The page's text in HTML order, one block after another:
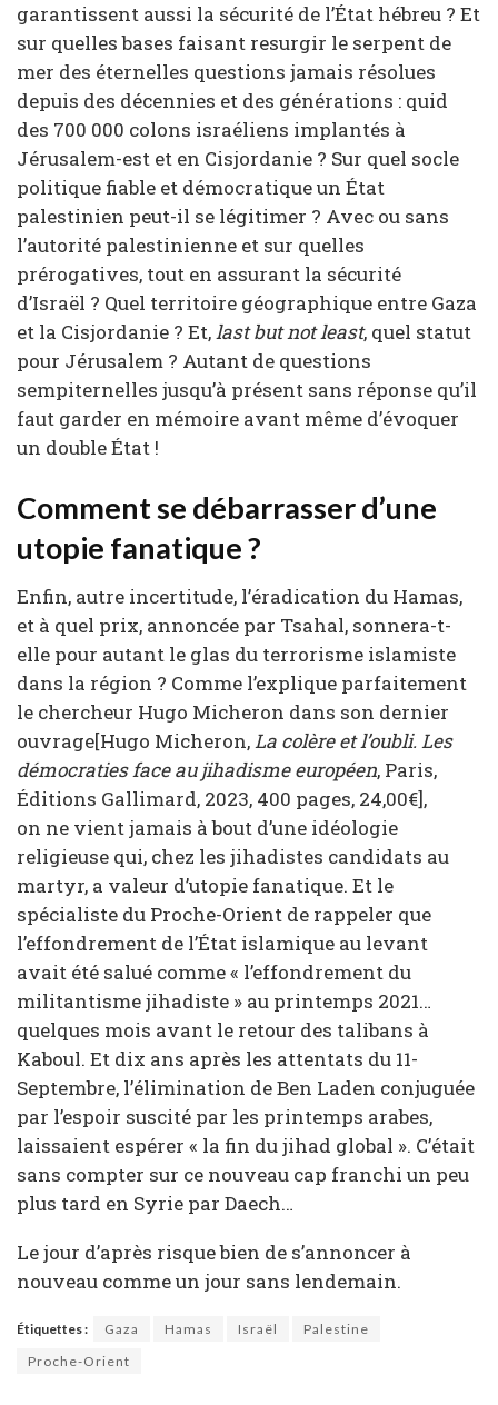
garantissent aussi la sécurité de l’État hébreu ? Et
sur quelles bases faisant resurgir le serpent de
mer des éternelles questions jamais résolues
depuis des décennies et des générations : quid
des 700 000 colons israéliens implantés à
Jérusalem-est et en Cisjordanie ? Sur quel socle
politique fiable et démocratique un État
palestinien peut-il se légitimer ? Avec ou sans
l’autorité palestinienne et sur quelles
prérogatives, tout en assurant la sécurité
d’Israël ? Quel territoire géographique entre Gaza
et la Cisjordanie ? Et,last but not least, quel statut
pour Jérusalem ? Autant de questions
sempiternelles jusqu’à présent sans réponse qu’il
faut garder en mémoire avant même d’évoquer
un double État !
Comment se débarrasser d’une
utopie fanatique ?
Enfin, autre incertitude, l’éradication du Hamas,
et à quel prix, annoncée par Tsahal, sonnera-t-
elle pour autant le glas du terrorisme islamiste
dans la région ? Comme l’explique parfaitement
le chercheur Hugo Micheron dans son dernier
ouvrage[Hugo Micheron,La colère et l’oubli. Les
démocraties face au jihadisme européen, Paris,
Éditions Gallimard, 2023, 400 pages, 24,00€],
on ne vient jamais à bout d’une idéologie
religieuse qui, chez les jihadistes candidats au
martyr, a valeur d’utopie fanatique. Et le
spécialiste du Proche-Orient de rappeler que
l’effondrement de l’État islamique au levant
avait été salué comme « l’effondrement du
militantisme jihadiste » au printemps 2021…
quelques mois avant le retour des talibans à
Kaboul. Et dix ans après les attentats du 11-
Septembre, l’élimination de Ben Laden conjuguée
par l’espoir suscité par les printemps arabes,
laissaient espérer « la fin du jihad global ». C’était
sans compter sur ce nouveau cap franchi un peu
plus tard en Syrie par Daech…
Le jour d’après risque bien de s’annoncer à
nouveau comme un jour sans lendemain.
Étiquettes : Gaza Hamas Israël
Palestine
Proche-Orient